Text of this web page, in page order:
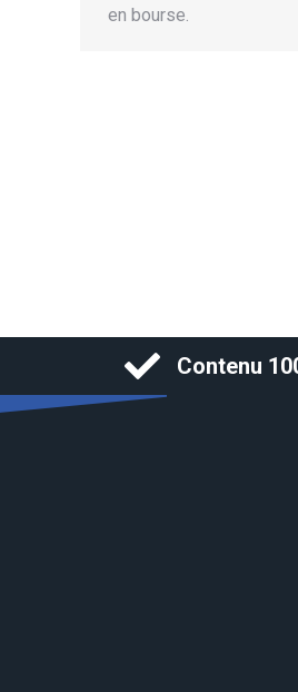
en bourse.
Contenu